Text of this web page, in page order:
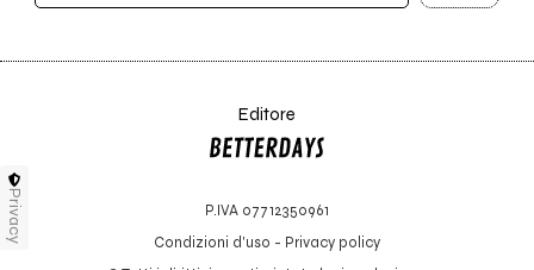
Editore
P.IVA 07712350961
Condizioni d'uso - Privacy policy
Privacy